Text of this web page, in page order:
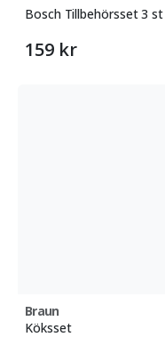
Bosch Tillbehörsset 3 st
159 kr
Braun
Köksset